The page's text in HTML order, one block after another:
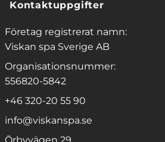
Kontaktuppgifter
Företag registrerat namn:
Viskan spa Sverige AB
Organisationsnummer:
556820-5842
+46 320-20 55 90
info@viskanspa.se